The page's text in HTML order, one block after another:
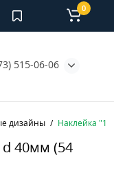
515-06-06
0
дизайны Наклейка
d 40мм (54